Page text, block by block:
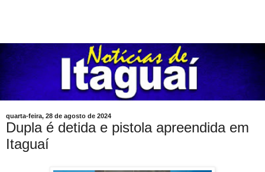
quarta-feira, 28 de agosto de 2024
Dupla é detida e pistola apreendida em
Itaguaí